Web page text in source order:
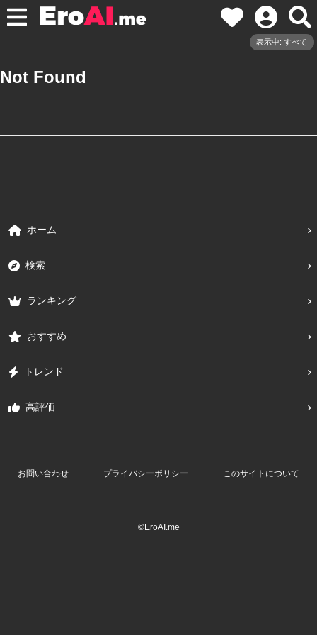
表示中: すべて
Not Found
ホーム
検索
ランキング
おすすめ
トレンド
高評価
お問い合わせ プライバシーポリシー このサイトについて
©EroAI.me